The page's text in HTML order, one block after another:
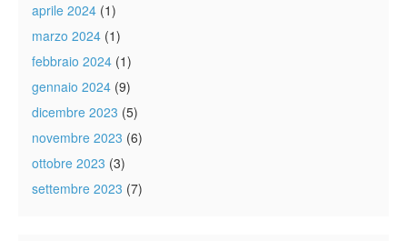
aprile 2024 (1)
marzo 2024 (1)
febbraio 2024 (1)
gennaio 2024 (9)
dicembre 2023 (5)
novembre 2023 (6)
ottobre 2023 (3)
settembre 2023 (7)